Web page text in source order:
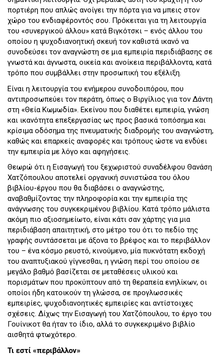
πορτιέρη που απλώς ανοίγει την πόρτα για να μπεις στον
χώρο του ενδιαφέροντός σου. Πρόκειται για τη λειτουργία
του «συνεργικού άλλου» κατά Βιγκότσκι – ενός άλλου του
οποίου η ψυχοδιανοητική σκευή τον καθιστά ικανό να
συνοδεύσει τον αναγνώστη σε μια εμπειρία περιδιάβασης σε
γνωστά και άγνωστα, οικεία και ανοίκεια περιβάλλοντα, κατά
τρόπο που συμβάλλει στην προσωπική του εξέλιξη.
Είναι η λειτουργία του ενήμερου συνοδοιπόρου, που
αντιπροσωπεύει τον περάτη, όπως ο Βιργίλιος για τον Δάντη
στη «Θεία Κωμωδία». Εκείνου που διαθέτει εμπειρία, γνώση
και ικανότητα επεξεργασίας ως προς βασικά τοπόσημα και
κρίσιμα οδόσημα της πνευματικής διαδρομής του αναγνώστη,
καθώς και επαρκείς αναφορές και τρόπους ώστε να ενδύει
την εμπειρία με λόγο και αφηγήσεις.
Θεωρώ ότι η Εισαγωγή του ξεχωριστού συναδέλφου Θανάση
Χατζόπουλου αποτελεί οργανική συνιστώσα του όλου
βιβλίου-έργου που θα διαβάσει ο αναγνώστης,
αναβαθμίζοντας την πληροφορία και την εμπειρία της
ανάγνωσης του συγκεκριμένου βιβλίου. Κατά τρόπο μάλιστα
ακόμη πιο αξιοσημείωτο, είναι κάτι σαν χάρτης για μια
περιδιάβαση απαιτητική, στο μέτρο του ότι το πεδίο της
γραφής συντάσσεται με άξονα το βρέφος και το περιβάλλον
του – ένα κόσμο ρευστό, κινούμενο, μία πυκνότατη εκδοχή
του αναπτυξιακού γίγνεσθαι, η γνώση περί του οποίου σε
μεγάλο βαθμό βασίζεται σε μεταθέσεις υλικού και
πορισμάτων που προκύπτουν από τη θεραπεία ενηλίκων, οι
οποίοι ήδη κατοικούν τη γλώσσα, σε προγλωσσικές
εμπειρίες, ψυχοδιανοητικές εμπειρίες και αντίστοιχες
σχέσεις. Δίχως την Εισαγωγή του Χατζόπουλου, το έργο του
Γουίνικοτ θα ήταν το ίδιο, αλλά το συγκεκριμένο βιβλίο
αισθητά φτωχότερο.
Τι εστί «περιβάλλον»